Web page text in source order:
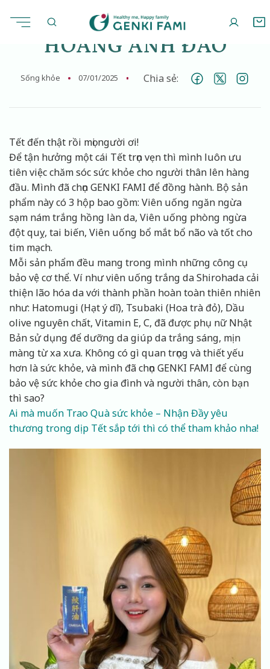
đến
HOÀNG ANH ĐÀO
Sống khỏe 07/01/2025 Chia sẻ:
Tết đến thật rồi mọi người ơi!
Để tận hưởng một cái Tết trọn vẹn thì mình luôn ưu
tiên việc chăm sóc sức khỏe cho người thân lên hàng
đầu. Mình đã chọn GENKI FAMI để đồng hành. Bộ sản
phẩm này có 3 hộp bao gồm: Viên uống ngăn ngừa
sạm nám trắng hồng làn da, Viên uống phòng ngừa
đột quỵ, tai biến, Viên uống bổ mắt bổ não và tốt cho
tim mạch.
Mỗi sản phẩm đều mang trong mình những công cụ
bảo vệ cơ thể. Ví như viên uống trắng da Shirohada cải
thiện lão hóa da với thành phần hoàn toàn thiên nhiên
như: Hatomugi (Hạt ý dĩ), Tsubaki (Hoa trà đỏ), Dầu
olive nguyên chất, Vitamin E, C, đã được phụ nữ Nhật
Bản sử dụng để dưỡng da giúp da trắng sáng, mịn
màng từ xa xưa. Không có gì quan trọng và thiết yếu
hơn là sức khỏe, và mình đã chọn GENKI FAMI để cùng
bảo vệ sức khỏe cho gia đình và người thân, còn bạn
thì sao?
Ai mà muốn Trao Quà sức khỏe – Nhận Đầy yêu
thương trong dịp Tết sắp tới thì có thể tham khảo nha!